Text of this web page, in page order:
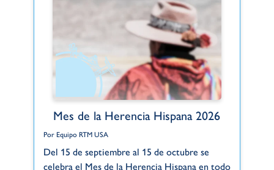
Mes de la Herencia Hispana 2026
Por Equipo RTM USA
Del 15 de septiembre al 15 de octubre se
celebra el Mes de la Herencia Hispana en todo